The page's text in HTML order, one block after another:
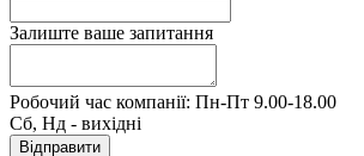
Залиште ваше запитання
Робочий час компанії: Пн-Пт 9.00-18.00
Сб, Нд - вихідні